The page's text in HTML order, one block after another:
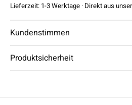
Lieferzeit: 1-3 Werktage · Direkt aus
Kundenstimmen
Produktsicherheit